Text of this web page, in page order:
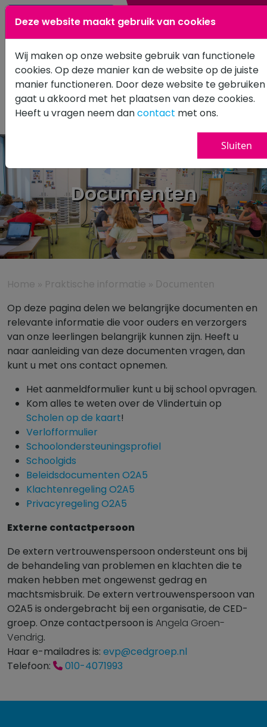
0183 601502
Documenten
Home » Praktische informatie » Documenten
Op deze pagina delen we belangrijke documenten en
relevante informatie die voor ouders en verzorgers
van onze leerlingen belangrijk kunnen zijn. Heeft u
naar aanleiding van deze documenten vragen, dan
kunt u met ons contact opnemen.
Het aanmeldformulier kunt u bij school opvragen.
Kom alles te weten over de Vlindertuin op
Scholen op de kaart!
Verlofformulier
Schoolondersteuningsprofiel
Schoolgids
Beleidsdocumenten O2A5
Klachtenregeling O2A5
Privacyregeling O2A5
Externe contactpersoon
De extern vertrouwenspersoon ondersteunt ons bij
de behandeling van problemen en klachten die te
maken hebben met ongewenst gedrag en
machtsmisbruik. De extern vertrouwenspersoon van
O2A5 is ondergebracht bij een organisatie, de CED-
groep. Onze contactpersoon is Angela Groen-
Vendrig.
Haar e-mailadres is: evp@cedgroep.nl
Telefoon:
010-4071993
Deze website maakt gebruik van cookies
Wij maken op onze website gebruik van functionele
cookies. Op deze manier kan de website op de juiste
manier functioneren. Door deze website te gebruiken
gaat u akkoord met het plaatsen van deze cookies.
Heeft u vragen neem dancontact met ons.
Sluiten